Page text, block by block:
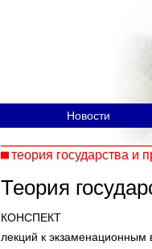
Новости
теория государства и
Теория
КОНСПЕКТ
лекций к экзаменационным